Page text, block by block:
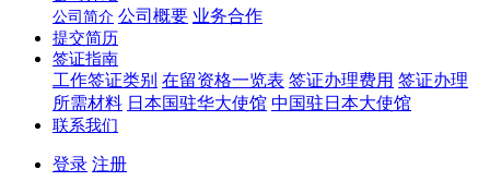
公司简介 公司概要 业务合作
提交简历
签证指南
工作签证类别 在留资格一览表 签证办理费用 签证办理
所需材料 日本国驻华大使馆 中国驻日本大使馆
联系我们
登录 注册